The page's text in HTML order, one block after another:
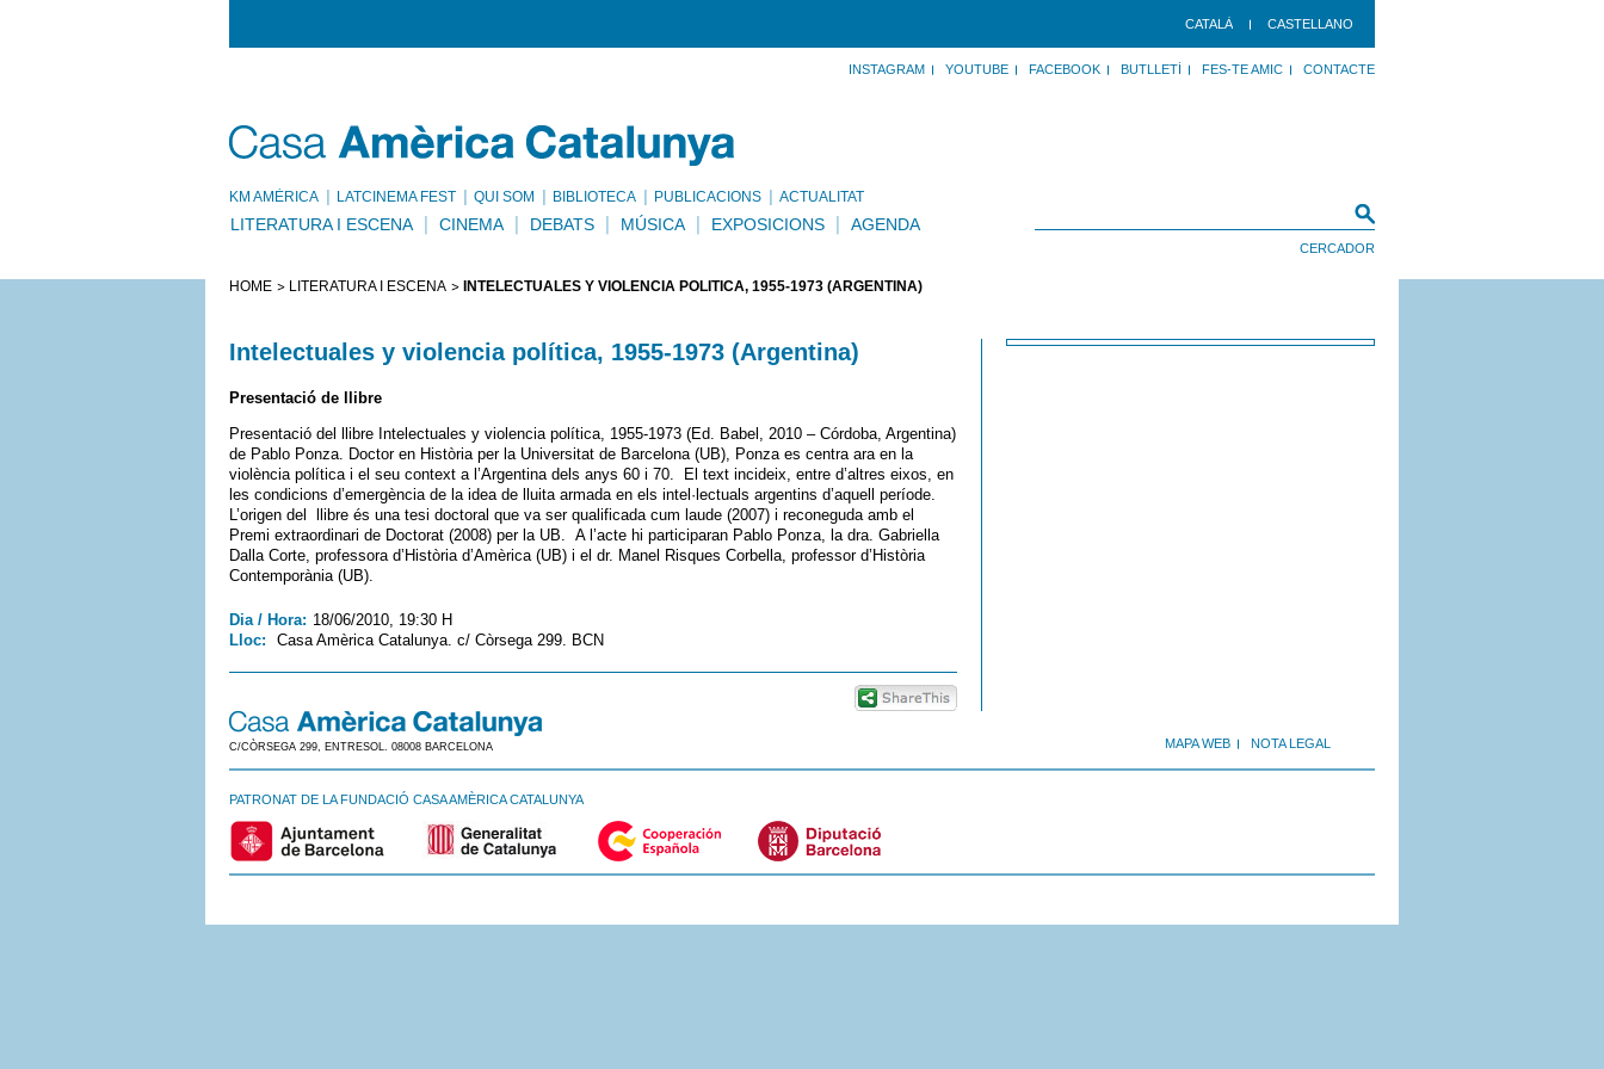
CATALÀ CASTELLANO
INSTAGRAM YOUTUBE FACEBOOK BUTLLETÍ FES-TE AMIC CONTACTE
KM AMÈRICA LATCINEMA FEST QUI SOM BIBLIOTECA PUBLICACIONS ACTUALITAT
LITERATURA I ESCENA CINEMA DEBATS MÚSICA EXPOSICIONS AGENDA
HOME LITERATURA I ESCENA INTELECTUALES Y VIOLENCIA POLÍTICA, 1955-1973 (ARGENTINA)
Intelectuales y violencia política, 1955-1973 (Argentina)
Presentació de llibre
Presentació del llibre Intelectuales y violencia política, 1955-1973 (Ed. Babel, 2010 – Córdoba, Argentina)
de Pablo Ponza. Doctor en Història per la Universitat de Barcelona (UB), Ponza es centra ara en la
violència política i el seu context a l’Argentina dels anys 60 i 70. El text incideix, entre d’altres eixos, en
les condicions d’emergència de la idea de lluita armada en els intel·lectuals argentins d’aquell període.
L’origen del llibre és una tesi doctoral que va ser qualificada cum laude (2007) i reconeguda amb el
Premi extraordinari de Doctorat (2008) per la UB. A l’acte hi participaran Pablo Ponza, la dra. Gabriella
Dalla Corte, professora d’Història d’Amèrica (UB) i el dr. Manel Risques Corbella, professor d’Història
Contemporània (UB).
Dia / Hora: 18/06/2010, 19:30 H
Lloc:
Casa Amèrica Catalunya. c/ Còrsega 299. BCN
MAPA WEB NOTA LEGAL
C/CÒRSEGA 299, ENTRESOL. 08008 BARCELONA
PATRONAT DE LA FUNDACIÓ CASA AMÈRICA CATALUNYA